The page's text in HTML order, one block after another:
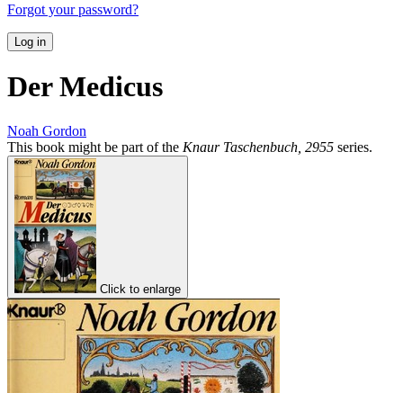
Forgot your password?
Log in
Der Medicus
Noah Gordon
This book might be part of the Knaur Taschenbuch, 2955 series.
Click to enlarge